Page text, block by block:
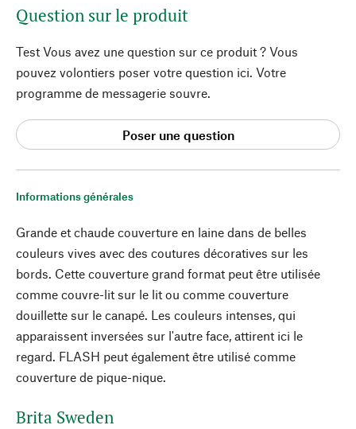
Informations générales
Grande et chaude couverture en laine dans de belles
couleurs vives avec des coutures décoratives sur les
bords. Cette couverture grand format peut être utilisée
comme couvre-lit sur le lit ou comme couverture
douillette sur le canapé. Les couleurs intenses, qui
apparaissent inversées sur l'autre face, attirent ici le
regard. FLASH peut également être utilisé comme
couverture de pique-nique.
Brita Sweden
Question sur le produit
Test Vous avez une question sur ce produit ? Vous
pouvez volontiers poser votre question ici. Votre
programme de messagerie souvre.
Poser une question